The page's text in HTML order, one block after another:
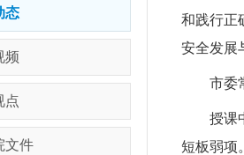
态
频
点
文件
和践行正
安全发展
市委
授课
短板弱项